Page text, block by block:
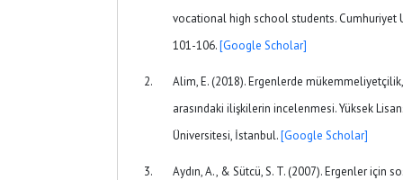
vocational high school students. Cumhuriyet
101-106.[Google Scholar]
Alim, E. (2018). Ergenlerde
arasındaki ilişkilerin incelenmesi. Yüksek
Üniversitesi, İstanbul.[Google Scholar]
Aydın, A., & Sütcü, S. T. (2007). Ergenler için